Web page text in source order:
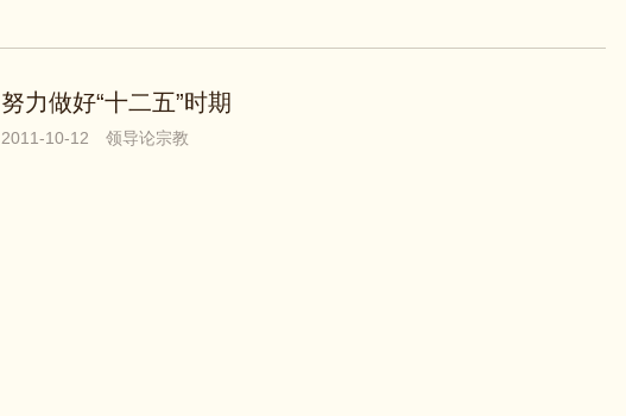
努力做好“十二五”时期
2011-10-12 领导论宗教